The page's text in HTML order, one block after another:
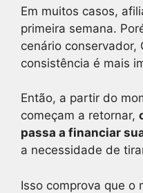
Em muitos casos,
primeira semana.
cenário conservador,
consistência é mais
Então, a partir do
começam a retornar,
passa a financiar
a necessidade de
Isso comprova que